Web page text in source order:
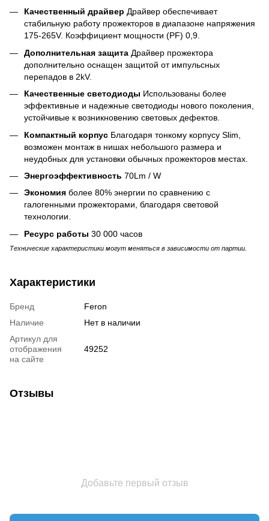
Качественный драйвер Драйвер обеспечивает
стабильную работу прожекторов в диапазоне напряжения
175-265V. Коэффициент мощности (PF) 0,9.
Дополнительная защита Драйвер прожектора
дополнительно оснащен защитой от импульсных
перепадов в 2kV.
Качественные светодиоды Использованы более
эффективные и надежные светодиоды нового поколения,
устойчивые к возникновению световых дефектов.
Компактный корпус Благодаря тонкому корпусу Slim,
возможен монтаж в нишах небольшого размера и
неудобных для установки обычных прожекторов местах.
Энергоэффективность 70Lm / W
Экономия более 80% энергии по сравнению с
галогенными прожекторами, благодаря световой
технологии.
Ресурс работы 30 000 часов
Технические характеристики могут меняться в зависимости от партии.
Характеристики
Бренд
Feron
Наличие
Нет в наличии
Артикул для
отображения
на сайте
49252
Отзывы
Добавьте первый отзыв